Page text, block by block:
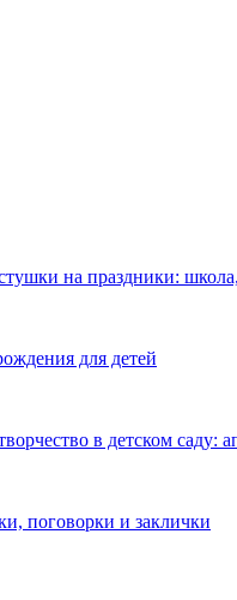
на праздники:
для детей
в детском саду:
поговорки и заклички